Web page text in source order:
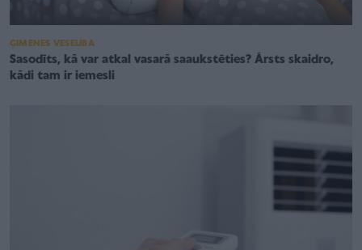
ĢIMENES VESELĪBA
Sasodīts, kā var atkal vasarā saaukstēties? Ārsts skaidro,
kādi tam ir iemesli